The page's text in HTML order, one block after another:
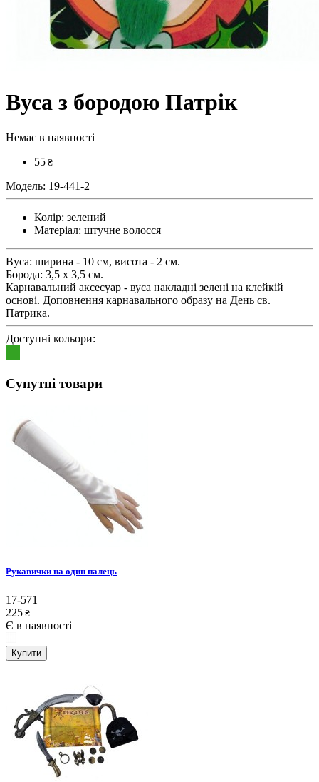
Вуса з бородою Патрік
Немає в наявності
55 ₴
Модель: 19-441-2
Колір: зелений
Матеріал: штучне волосся
Вуса: ширина - 10 см, висота - 2 см.
Борода: 3,5 х 3,5 см.
Карнавальний аксесуар - вуса накладні зелені на клейкій
основі. Доповнення карнавального образу на День св.
Патрика.
Доступні кольори:
Супутні товари
Рукавички на один палець
17-571
225 ₴
Є в наявності
Купити